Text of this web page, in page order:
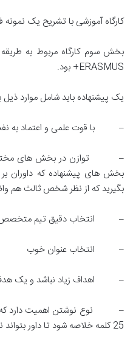
کارگاه آموزشی با تشریح یک نمونه
بخش سوم کارگاه مربوط به طریقه
ERASMUS+ بود.
یک پیشنهاده باید شامل موارد ذیل
– با قوت علمی و اعتماد به
– توازن در بخش های مختلف
بخش های پیشنهاده که داوران
بگیرید که از نظر شخص ثالث هم
– انتخاب دقیق تیم
– انتخاب عنوان خوب
– اهداف زیاد نباشد و یک هدف
– نوع نوشتن اهمیت دارد که
25 کلمه خلاصه شود تا داور بتواند نکات کار شما را به راحتی درک کند